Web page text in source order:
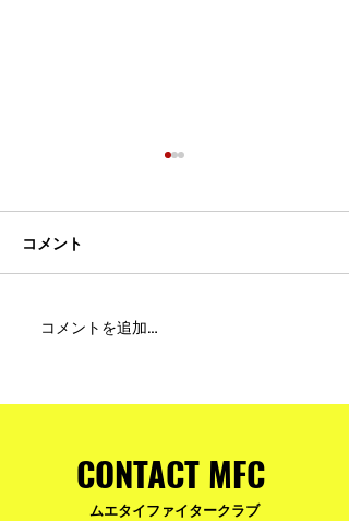
MFC DREAM FIGHT 24にご
コメント
コメントを追加…
CONTACT MFC
ムエタイファイタークラブ